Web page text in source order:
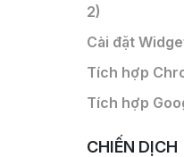
2)
Cài đặt
Tích hợp
Tích hợp
CHIẾN DỊCH